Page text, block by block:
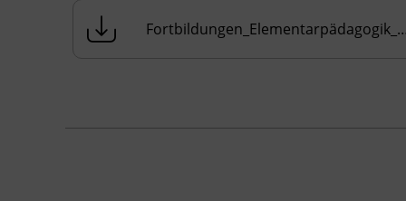
Partizipation und Demokratie
Fortbildungen_Elementarpädagogik_2024_2025.pdf